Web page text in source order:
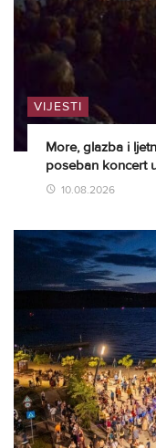
VIJESTI
More, glazba i
poseban koncert
10.08.2026